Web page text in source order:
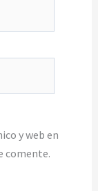
y web en
comente.